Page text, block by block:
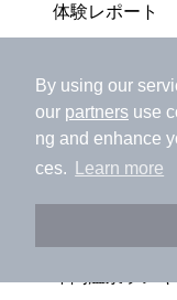
By using our
our partners use
ng and enhance
ces.
Learn more
体験レポート
特集